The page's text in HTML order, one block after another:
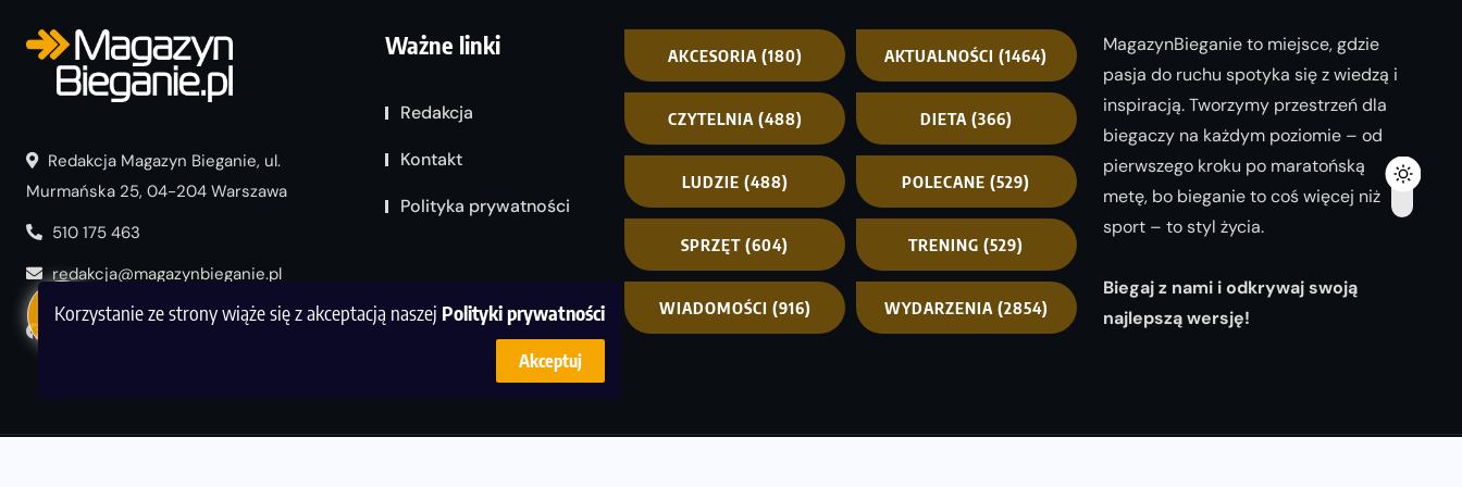
Korzystanie ze strony wiąże się z akceptacją naszej Polityki prywatności
Akceptuj
Redakcja Magazyn Bieganie, ul.
Murmańska 25, 04-204 Warszawa
510 175 463
redakcja@magazynbieganie.pl
Ważne linki
Redakcja
Kontakt
Polityka prywatności
AKCESORIA (180) AKTUALNOŚCI (1464)
CZYTELNIA (488) DIETA (366)
LUDZIE (488) POLECANE (529)
SPRZĘT (604) TRENING (529)
WIADOMOŚCI (916) WYDARZENIA (2854)
MagazynBieganie to miejsce, gdzie
pasja do ruchu spotyka się z wiedzą i
inspiracją. Tworzymy przestrzeń dla
biegaczy na każdym poziomie – od
pierwszego kroku po maratońską
metę, bo bieganie to coś więcej niż
sport – to styl życia.
Biegaj z nami i odkrywaj swoją
najlepszą wersję!